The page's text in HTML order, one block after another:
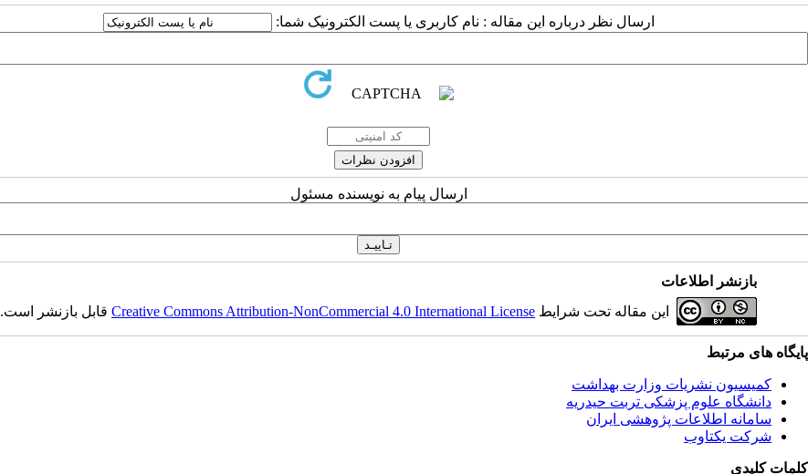
ارسال نظر درباره این مقاله : نام کاربری یا پست الکترونیک شما:
ارسال پیام به نویسنده مسئول
بازنشر اطلاعات
این مقاله تحت شرایط Creative Commons Attribution-NonCommercial 4.0 International Licenseقابل بازنشر است.
پایگاه های مرتبط
کمیسیون نشریات وزارت بهداشت
دانشگاه علوم پزشکی تربت حیدریه
سامانه اطلاعات پژوهشی ایران
شرکت یکتاوب
کلمات کلیدی